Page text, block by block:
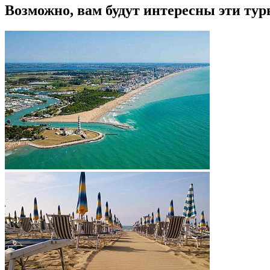
Возможно, вам будут интересны эти